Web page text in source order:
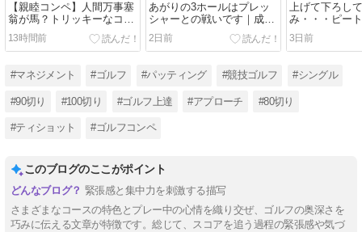
【親睦コンペ】人間万事塞
翁が馬？トリッキーなコー
スに結果は予測不能！｜ベ
ルセルバカントリークラブ
市原コース（その１）
13時間前
あがりの3ホールはプレッ
シャーとの戦いです｜成田
ヒルズカントリークラブ
（その４）
2日前
上げて下ろし
み・・・ピー
しませてくれ
成田ヒルズカ
ブ（その３）
3日前
#マネジメント #ゴルフ #パッティング #競技ゴルフ #シングル
#90切り #100切り #ゴルフ上達 #アプローチ #80切り
#ティショット #ゴルフコンペ
このブログのここがポイント
緊張感と集中力を刺激する描写
さまざまなコースの特色とプレー中の心情を織り交ぜ、ゴルフの奥深さを
巧みに伝える文章が特徴です。総じて、スコアを追う過程の緊張感や気づ